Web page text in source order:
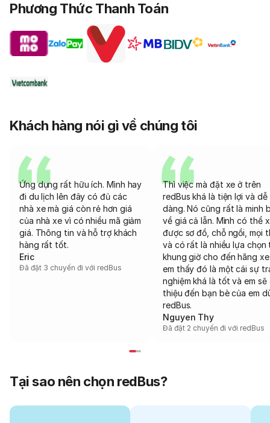
Phương Thức Thanh Toán
Khách hàng nói gì về chúng tôi
Ứng dụng rất hữu ích. Mình hay
đi du lịch lên đây có đủ các
nhà xe mà giá còn rẻ hơn giá
của nhà xe vì có nhiều mã giảm
giá. Thông tin và hỗ trợ khách
hàng rất tốt.
Eric
Đã đặt 3 chuyến đi với redBus
Thì việc mà đặt xe ở trên
redBus khá là tiện lợi và dễ
dàng. Nó cũng rất là minh
về giá cả lẫn. Mình có thể
được sơ đồ, chỗ ngồi, mọi
và có rất là nhiều lựa chọn
khung giờ cho đến hãng
em thấy đó là một cái sự
nghiệm khá là tốt và em sẽ
thiệu đến bạn bè của em
redBus.
Nguyen Thy
Đã đặt 2 chuyến đi với redBus
Tại sao nên chọn redBus?